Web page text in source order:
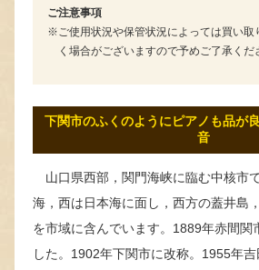
ご注意事項
ご使用状況や保管状況によっては買い
く場合がございますので予めご了承くだ
下関市のふくのようにピアノも品が
音
山口県西部，関門海峡に臨む中核市
海，西は日本海に面し，西方の蓋井島
を市域に含んでいます。1889年赤間関
した。1902年下関市に改称。1955年